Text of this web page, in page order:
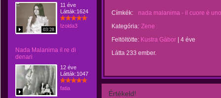
03:28
11 éve
Látták:1624
Izolda3
Nada Malanima il re di
denari
12 éve
Látták:1047
fatia
Címkék:
nada malanima - il cuore è
Kategória: Zene
Feltöltötte: Kustra Gábor
4 éve
Látta 233 ember.
Értékeld!